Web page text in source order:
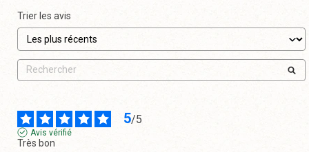
Trier les avis
5/5
Avis vérifié
Très bon